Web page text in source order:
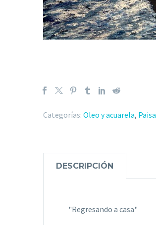
Categorías: Oleo y acuarela,
DESCRIPCIÓN
"Regresando a casa"